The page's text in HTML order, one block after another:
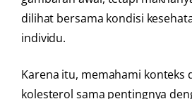
dilihat bersama kondisi
individu.
Karena itu, memahami konteks
kolesterol sama pentingnya